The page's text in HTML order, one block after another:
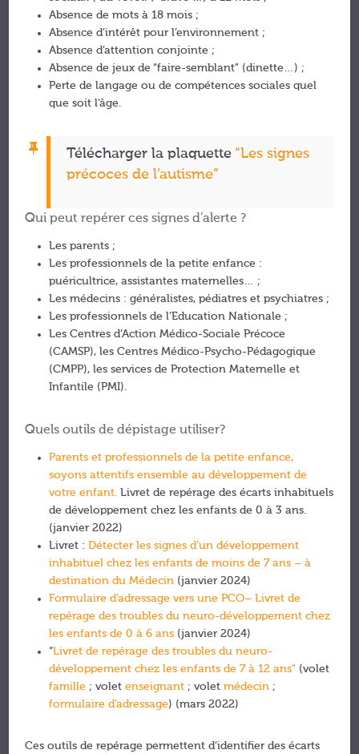
Absence de mots à 18 mois ;
Absence d’intérêt pour l’environnement ;
Absence d’attention conjointe ;
Absence de jeux de “faire-semblant” (dinette…) ;
Perte de langage ou de compétences sociales quel
que soit l’âge.
Télécharger la plaquette “Les signes
précoces de l’autisme”
Qui peut repérer ces signes d’alerte ?
Les parents ;
Les professionnels de la petite enfance :
puéricultrice, assistantes maternelles… ;
Les médecins : généralistes, pédiatres et psychiatres ;
Les professionnels de l’Education Nationale ;
Les Centres d’Action Médico-Sociale Précoce
(CAMSP), les Centres Médico-Psycho-Pédagogique
(CMPP), les services de Protection Maternelle et
Infantile (PMI).
Quels outils de dépistage utiliser?
Parents et professionnels de la petite enfance,
soyons attentifs ensemble au développement de
votre enfant. Livret de repérage des écarts inhabituels
de développement chez les enfants de 0 à 3 ans.
(janvier 2022)
Livret : Détecter les signes d’un développement
inhabituel chez les enfants de moins de 7 ans – à
destination du Médecin (janvier 2024)
Formulaire d’adressage vers une PCO– Livret de
repérage des troubles du neuro-développement chez
les enfants de 0 à 6 ans (janvier 2024)
“Livret de repérage des troubles du neuro-
développement chez les enfants de 7 à 12 ans” (volet
famille ; voletenseignant ; voletmédecin ;
formulaire d’adressage) (mars 2022)
Ces outils de repérage permettent d’identifier des écarts